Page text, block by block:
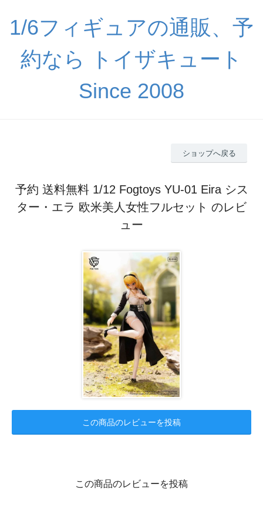
1/6フィギュアの通販、予
約なら トイザキュート
Since 2008
ショップへ戻る
予約 送料無料 1/12 Fogtoys YU-01 Eira シス
ター・エラ 欧米美人女性フルセット のレビ
ュー
この商品のレビューを投稿
この商品のレビューを投稿